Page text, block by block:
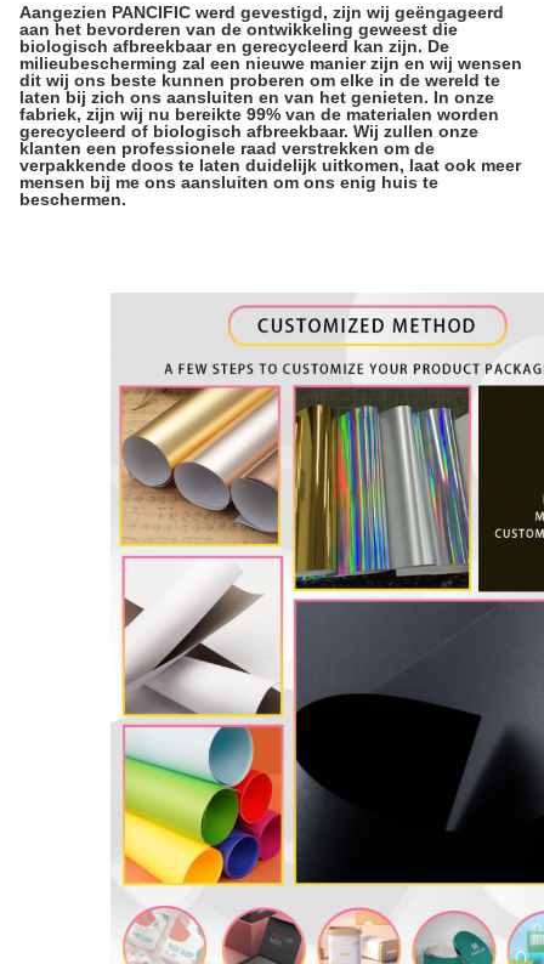
Aangezien PANCIFIC werd gevestigd, zijn wij geëngageerd
aan het bevorderen van de ontwikkeling geweest die
biologisch afbreekbaar en gerecycleerd kan zijn. De
milieubescherming zal een nieuwe manier zijn en wij wensen
dit wij ons beste kunnen proberen om elke in de wereld te
laten bij zich ons aansluiten en van het genieten. In onze
fabriek, zijn wij nu bereikte 99% van de materialen worden
gerecycleerd of biologisch afbreekbaar. Wij zullen onze
klanten een professionele raad verstrekken om de
verpakkende doos te laten duidelijk uitkomen, laat ook meer
mensen bij me ons aansluiten om ons enig huis te
beschermen.